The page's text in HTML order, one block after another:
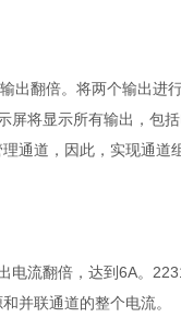
出翻倍。将两个输出进
将显示所有输出，包
通道，因此，实现通道
流翻倍，达到6A。
并联通道的整个电流。